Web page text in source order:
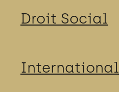
Droit Social
International